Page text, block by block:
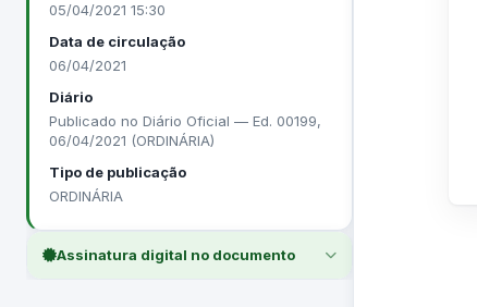
05/04/2021 15:30
Data de circulação
06/04/2021
Diário
Publicado no Diário Oficial — Ed. 00199,
06/04/2021 (ORDINÁRIA)
Tipo de publicação
ORDINÁRIA
Assinatura digital no documento